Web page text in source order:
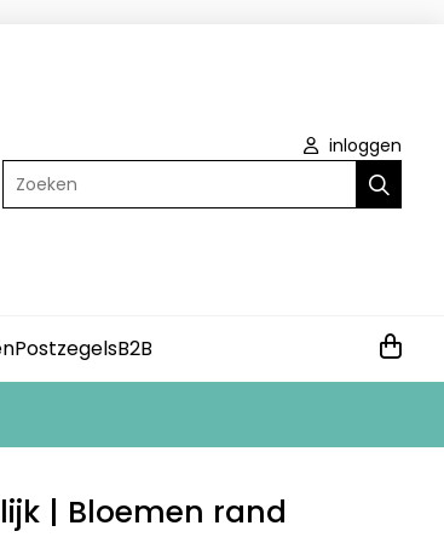
inloggen
Zoeken
PostzegelsB2B
| Bloemen rand